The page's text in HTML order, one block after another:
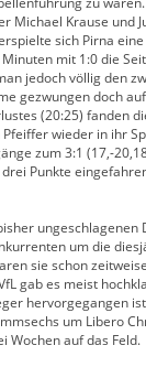
Michael Krause und
sich Pirna
mit 1:0 die
jedoch völlig den
gezwungen doch
(20:25) fanden
wieder in ihr
zum 3:1 (17,-
Punkte
ungeschlagenen
um die
sie schon
gab es meist
hervorgegangen
um Libero
Wochen auf das Feld.